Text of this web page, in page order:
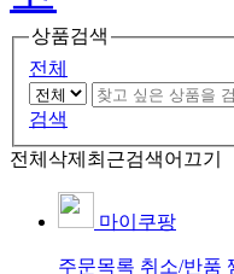
상품검색
전체
검색
전체삭제 최근검색어끄기
마이쿠팡
주문목록 취소/반품